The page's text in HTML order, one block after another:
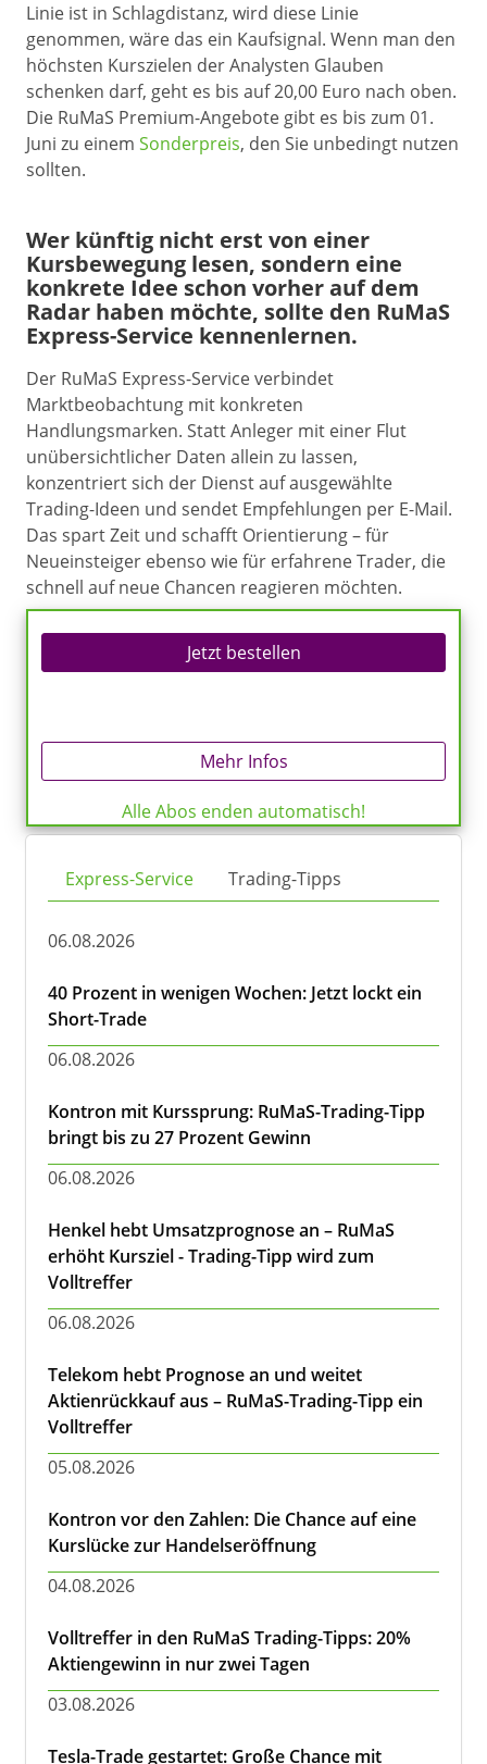
Linie ist in Schlagdistanz, wird diese Linie
genommen, wäre das ein Kaufsignal. Wenn man den
höchsten Kurszielen der Analysten Glauben
schenken darf, geht es bis auf 20,00 Euro nach oben.
Die RuMaS Premium-Angebote gibt es bis zum 01.
Juni zu einem Sonderpreis, den Sie unbedingt nutzen
sollten.
Wer künftig nicht erst von einer
Kursbewegung lesen, sondern eine
konkrete Idee schon vorher auf dem
Radar haben möchte, sollte den RuMaS
Express-Service kennenlernen.
Der RuMaS Express-Service verbindet
Marktbeobachtung mit konkreten
Handlungsmarken. Statt Anleger mit einer Flut
unübersichtlicher Daten allein zu lassen,
konzentriert sich der Dienst auf ausgewählte
Trading-Ideen und sendet Empfehlungen per E-Mail.
Das spart Zeit und schafft Orientierung – für
Neueinsteiger ebenso wie für erfahrene Trader, die
schnell auf neue Chancen reagieren möchten.
Jetzt bestellen
Mehr Infos
Alle Abos enden automatisch!
Express-Service Trading-Tipps
06.08.2026
40 Prozent in wenigen Wochen: Jetzt lockt ein
Short-Trade
06.08.2026
Kontron mit Kurssprung: RuMaS-Trading-Tipp
bringt bis zu 27 Prozent Gewinn
06.08.2026
Henkel hebt Umsatzprognose an – RuMaS
erhöht Kursziel - Trading-Tipp wird zum
Volltreffer
06.08.2026
Telekom hebt Prognose an und weitet
Aktienrückkauf aus – RuMaS-Trading-Tipp ein
Volltreffer
05.08.2026
Kontron vor den Zahlen: Die Chance auf eine
Kurslücke zur Handelseröffnung
04.08.2026
Volltreffer in den RuMaS Trading-Tipps: 20%
Aktiengewinn in nur zwei Tagen
03.08.2026
Tesla-Trade gestartet: Große Chance mit